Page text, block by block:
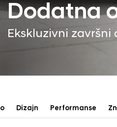
Dodatna
Ekskluzivni završni
Dizajn Performanse